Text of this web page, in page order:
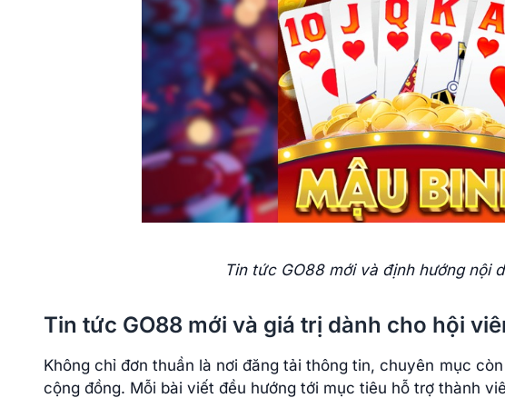
Tin tức GO88 mới và định hướng nội
Tin tức GO88 mới và giá trị dành cho hội
Không chỉ đơn thuần là nơi đăng tải thông tin, chuyên mục
cộng đồng. Mỗi bài viết đều hướng tới mục tiêu hỗ trợ thành